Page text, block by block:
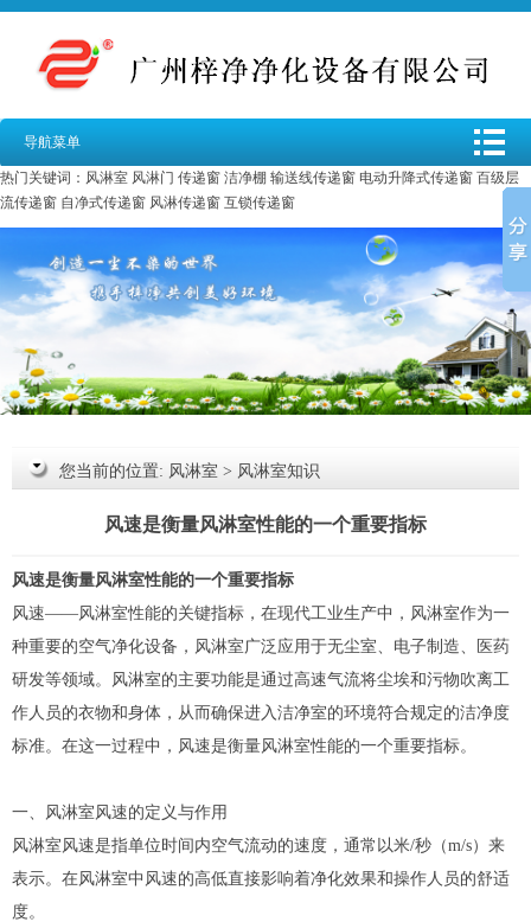
导航菜单
热门关键词： 风淋室 风淋门 传递窗 洁净棚 输送线传递窗 电动升降式传递窗 百级层
流传递窗 自净式传递窗 风淋传递窗 互锁传递窗
您当前的位置: 风淋室 > 风淋室知识
风速是衡量风淋室性能的一个重要指标
风速是衡量风淋室性能的一个重要指标
风速——风淋室性能的关键指标，在现代工业生产中，风淋室作为一
种重要的空气净化设备，风淋室广泛应用于无尘室、电子制造、医药
研发等领域。风淋室的主要功能是通过高速气流将尘埃和污物吹离工
作人员的衣物和身体，从而确保进入洁净室的环境符合规定的洁净度
标准。在这一过程中，风速是衡量风淋室性能的一个重要指标。
一、风淋室风速的定义与作用
风淋室风速是指单位时间内空气流动的速度，通常以米/秒（m/s）来
表示。在风淋室中风速的高低直接影响着净化效果和操作人员的舒适
度。